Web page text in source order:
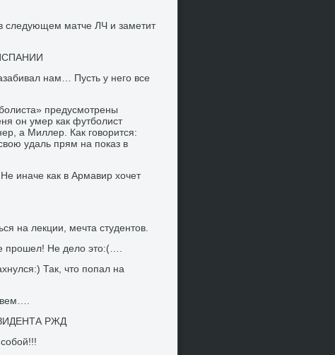
следующем матче ЛЧ и заметит
нам… Пусть у него все
предусмотрены
он умер как футболист
а Миллер. Как говорится:
удаль прям на показ в
иначе как в Армавир хочет
на лекции, мечта студентов.
прошел! Не дело это:(….
Так, что попал на
РЖД